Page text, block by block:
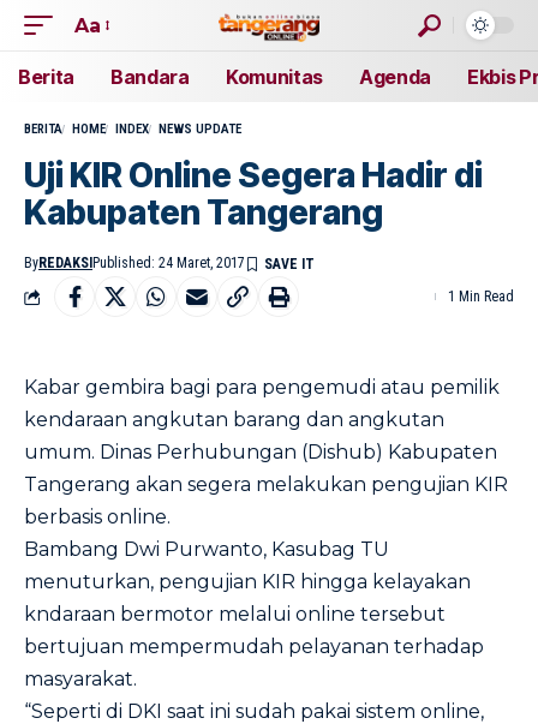
Aa
Berita Bandara Komunitas Agenda Ekbis
BERITA HOME INDEX NEWS UPDATE
Uji KIR Online Segera Hadir di
Kabupaten Tangerang
ByREDAKSI Published: 24 Maret, 2017
1 Min Read
Kabar gembira bagi para pengemudi atau pemilik
kendaraan angkutan barang dan angkutan
umum. Dinas Perhubungan (Dishub) Kabupaten
Tangerang akan segera melakukan pengujian KIR
berbasis online.
Bambang Dwi Purwanto, Kasubag TU
menuturkan, pengujian KIR hingga kelayakan
kndaraan bermotor melalui online tersebut
bertujuan mempermudah pelayanan terhadap
masyarakat.
“Seperti di DKI saat ini sudah pakai sistem online,